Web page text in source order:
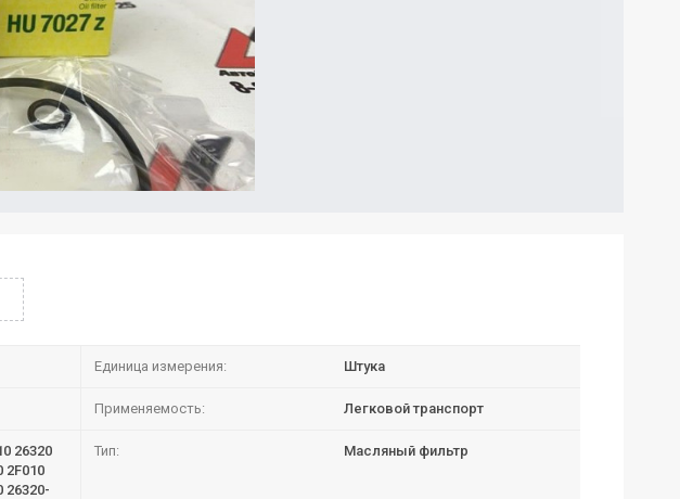
Единица измерения: Штука
Применяемость: Легковой транспорт
26320
2F010
26320-
Тип: Масляный фильтр